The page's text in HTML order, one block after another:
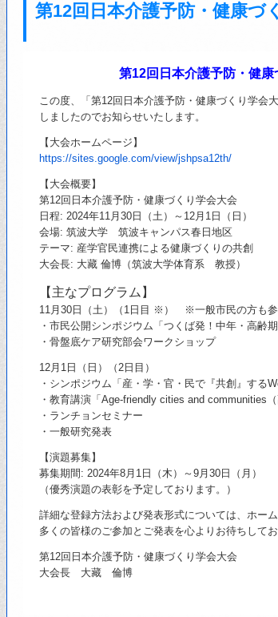
第12回日本介護予防・健康づ
第12回日本介護予防・健
この度、「第12回日本介護予防・健康づくり学会
しましたのでお知らせいたします。
【大会ホームページ】
https://sites.google.com/view/jshpsa12th/
【大会概要】
第12回日本介護予防・健康づくり学会大会
日程: 2024年11月30日（土）～12月1日（日）
会場: 筑波大学 筑波キャンパス春日地区
テーマ: 産学官民連携による健康づくりの共創
大会長: 大藏 倫博（筑波大学体育系 教授）
【主なプログラム】
11月30日（土）（1日目 ※） ※一般市民の方も参
・市民公開シンポジウム「つくば発！中年・高齢
・骨盤底ケア研究部会ワークショップ
12月1日（日）（2日目）
・シンポジウム「産・学・官・民で『共創』する
・教育講演「Age-friendly cities and communities
・ランチョンセミナー
・一般研究発表
【演題募集】
募集期間: 2024年8月1日（木）～9月30日（月）
（優秀演題の表彰を予定しております。）
詳細な登録方法および発表形式については、ホー
多くの皆様のご参加とご発表を心よりお待ちしてお
第12回日本介護予防・健康づくり学会大会
大会長 大藏 倫博